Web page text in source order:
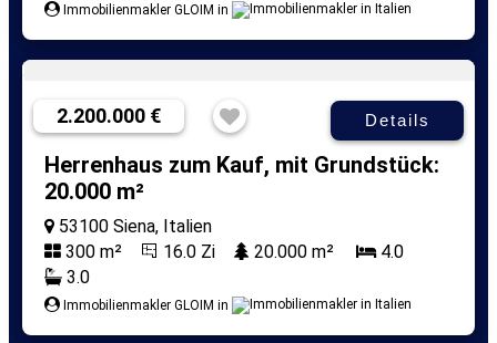
Immobilienmakler GLOIM in
2.200.000 € Details
Herrenhaus zum Kauf, mit Grundstück:
20.000 m²
53100 Siena, Italien
300 m²
16.0 Zi 20.000 m²
4.0
3.0
Immobilienmakler GLOIM in